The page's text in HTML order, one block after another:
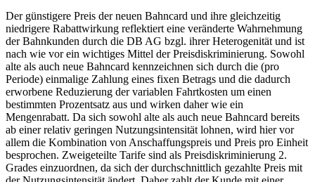
Der günstigere Preis der neuen Bahncard und ihre gleichzeitig
niedrigere Rabattwirkung reflektiert eine veränderte Wahrnehmung
der Bahnkunden durch die DB AG bzgl. ihrer Heterogenität und ist
nach wie vor ein wichtiges Mittel der Preisdiskriminierung. Sowohl
alte als auch neue Bahncard kennzeichnen sich durch die (pro
Periode) einmalige Zahlung eines fixen Betrags und die dadurch
erworbene Reduzierung der variablen Fahrtkosten um einen
bestimmten Prozentsatz aus und wirken daher wie ein
Mengenrabatt. Da sich sowohl alte als auch neue Bahncard bereits
ab einer relativ geringen Nutzungsintensität lohnen, wird hier vor
allem die Kombination von Anschaffungspreis und Preis pro Einheit
besprochen. Zweigeteilte Tarife sind als Preisdiskriminierung 2.
Grades einzuordnen, da sich der durchschnittlich gezahlte Preis mit